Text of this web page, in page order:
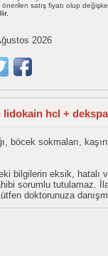
satış fiyatı olup
2026
hcl +
böcek sokmaları,
bilgilerin eksik, hatalı
sorumlu tutulamaz.
doktorunuza